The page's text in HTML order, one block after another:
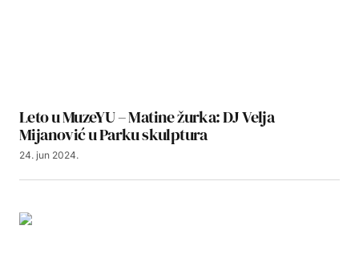
Leto u MuzeYU – Matine žurka: DJ Velja
Mijanović u Parku skulptura
24. jun 2024.